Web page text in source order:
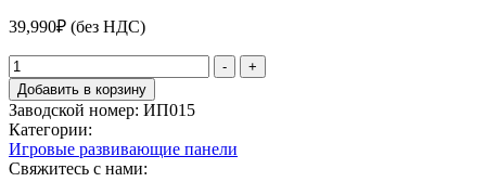
39,990₽ (без НДС)
Количество
товара
Игровая
развивающая
панель
015
-
+
Добавить в корзину
Заводской номер: ИП015
Категории:
Игровые развивающие панели
Свяжитесь с нами: